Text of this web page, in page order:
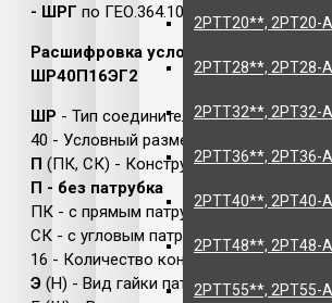
2РТТ20**, 2РТ20-А
2РТТ28**, 2РТ28-А
2РТТ32**, 2РТ32-А
2РТТ36**, 2РТ36-А
2РТТ40**, 2РТ40-А
2РТТ48**, 2РТ48-А
2РТТ55**, 2РТ55-А
- ШРГ по ГЕО.364.108 ТУ и бРО.364.040
Расшифровка условного
ШР40П16ЭГ2
ШР - Тип соединителя
40 - Условный размер корпуса
П (ПК, СК) - Конструктивное
П - без патрубка
ПК - с прямым патрубком
СК - с угловым патрубком
16 - Количество контактов
Э (Н) - Вид гайки патрубка:Э-для